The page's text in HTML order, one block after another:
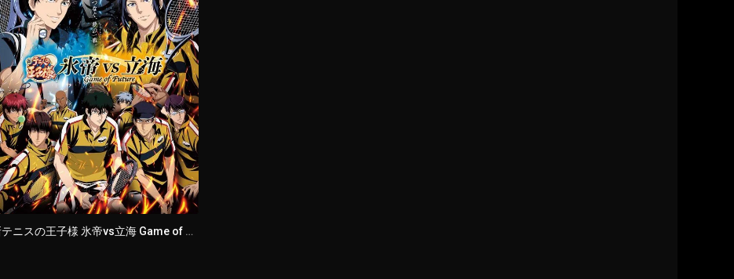
新テニスの王子様 氷帝vs立海 Game of Future